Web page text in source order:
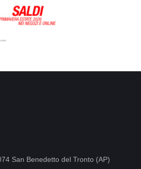
San Benedetto del Tronto (AP)